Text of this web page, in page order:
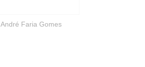
André Faria Gomes